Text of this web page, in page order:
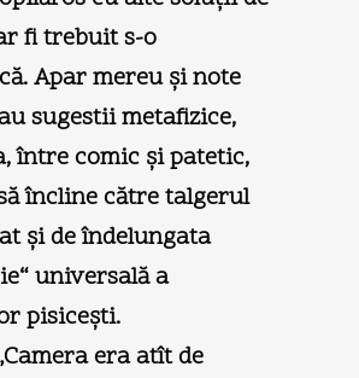
fi trebuit s-o
Apar mereu şi note
sugestii metafizice,
între comic şi patetic,
încline către talgerul
şi de îndelungata
universală a
pisiceşti.
era atît de